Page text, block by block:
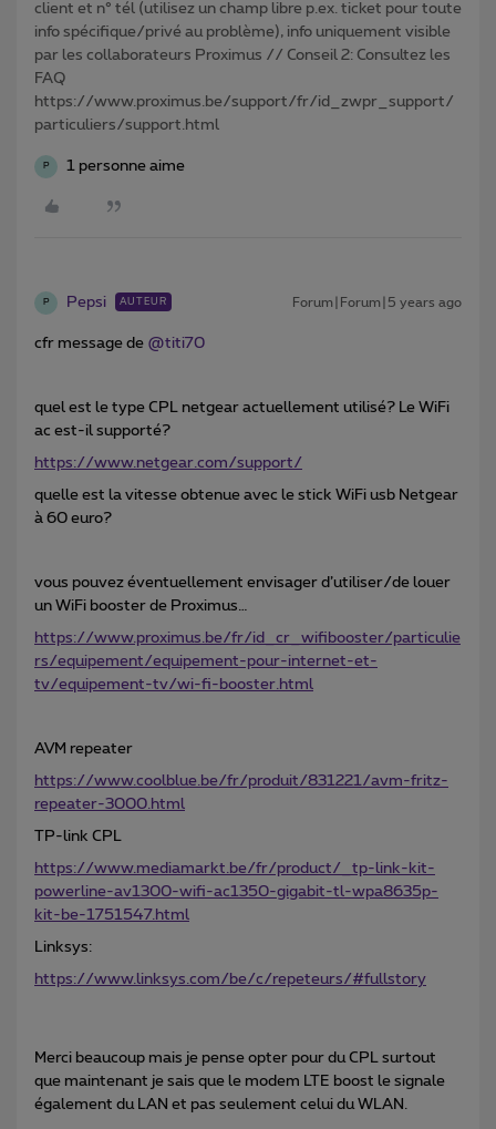
client et n° tél (utilisez un champ libre p.ex. ticket pour toute
info spécifique/privé au problème), info uniquement visible
par les collaborateurs Proximus // Conseil 2: Consultez les
FAQ
https://www.proximus.be/support/fr/id_zwpr_support/
particuliers/support.html
P 1 personne aime
P Pepsi AUTEUR Forum|Forum|5 years ago
cfr message de @titi70
quel est le type CPL netgear actuellement utilisé? Le WiFi
ac est-il supporté?
https://www.netgear.com/support/
quelle est la vitesse obtenue avec le stick WiFi usb Netgear
à 60 euro?
vous pouvez éventuellement envisager d’utiliser/de louer
un WiFi booster de Proximus…
https://www.proximus.be/fr/id_cr_wifibooster/particulie
rs/equipement/equipement-pour-internet-et-
tv/equipement-tv/wi-fi-booster.html
AVM repeater
https://www.coolblue.be/fr/produit/831221/avm-fritz-
repeater-3000.html
TP-link CPL
https://www.mediamarkt.be/fr/product/_tp-link-kit-
powerline-av1300-wifi-ac1350-gigabit-tl-wpa8635p-
kit-be-1751547.html
Linksys:
https://www.linksys.com/be/c/repeteurs/#fullstory
Merci beaucoup mais je pense opter pour du CPL surtout
que maintenant je sais que le modem LTE boost le signale
également du LAN et pas seulement celui du WLAN.